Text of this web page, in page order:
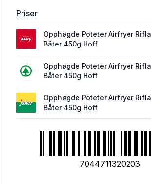
Priser
Opphøgde Poteter Airfryer Rifla
Båter 450g Hoff
Opphøgde Poteter Airfryer Rifla
Båter 450g Hoff
Opphøgde Poteter Airfryer Rifla
Båter 450g Hoff
7044711320203